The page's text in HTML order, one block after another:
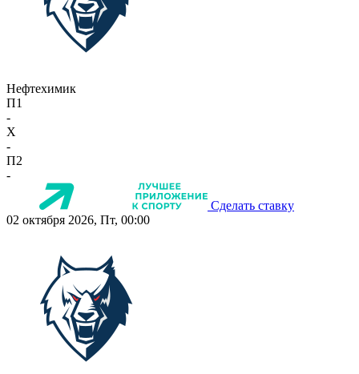
Нефтехимик
П1
-
X
-
П2
-
Сделать ставку
02 октября 2026, Пт, 00:00